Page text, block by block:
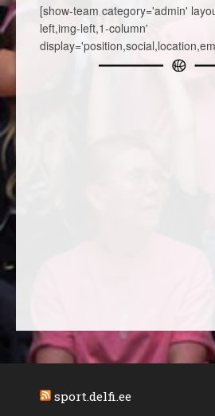
[show-team category='admin'
left,img-left,1-column'
sport.delfi.ee